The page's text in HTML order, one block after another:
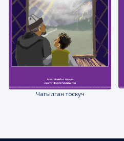
Чагылган тоскуч